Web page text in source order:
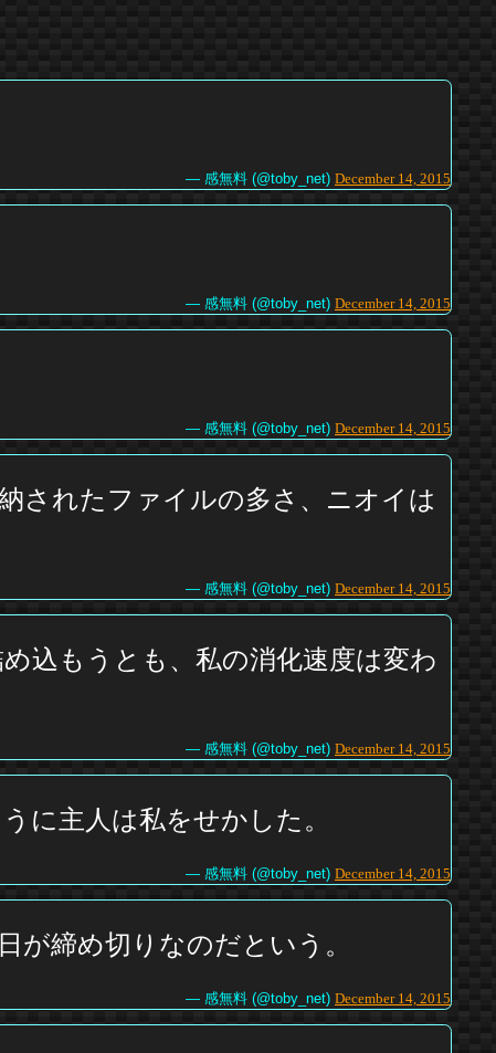
— 感無料 (@toby_net) December 14, 2015
— 感無料 (@toby_net) December 14, 2015
— 感無料 (@toby_net) December 14, 2015
されたファイルの多さ、ニオイは
— 感無料 (@toby_net) December 14, 2015
込もうとも、私の消化速度は変わ
— 感無料 (@toby_net) December 14, 2015
に主人は私をせかした。
— 感無料 (@toby_net) December 14, 2015
が締め切りなのだという。
— 感無料 (@toby_net) December 14, 2015